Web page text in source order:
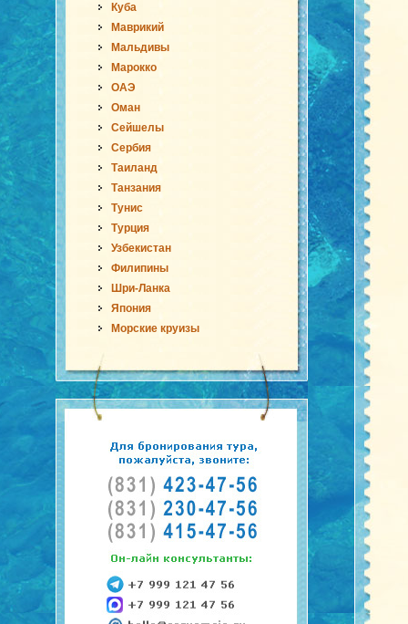
Куба
Маврикий
Мальдивы
Марокко
ОАЭ
Оман
Сейшелы
Сербия
Таиланд
Танзания
Тунис
Турция
Узбекистан
Филипины
Шри-Ланка
Япония
Морские круизы